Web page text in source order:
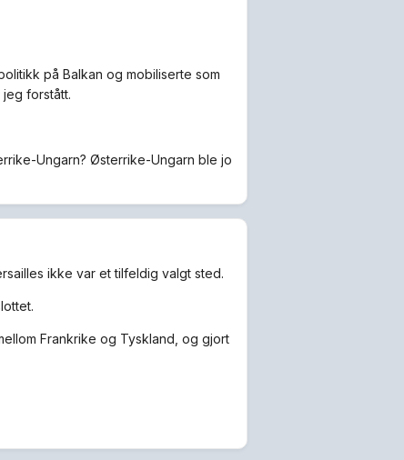
på Balkan og mobiliserte som
forstått.
Ungarn? Østerrike-Ungarn ble jo
ikke var et tilfeldig valgt sted.
Frankrike og Tyskland, og gjort